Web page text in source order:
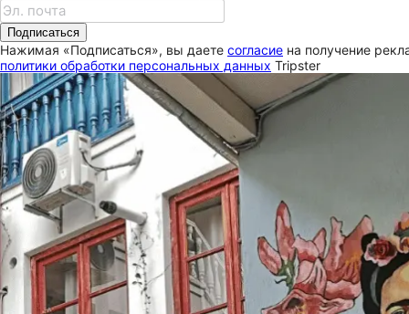
Подписаться
Нажимая «Подписаться», вы даете согласие на получение
политики обработки персональных данных Tripster